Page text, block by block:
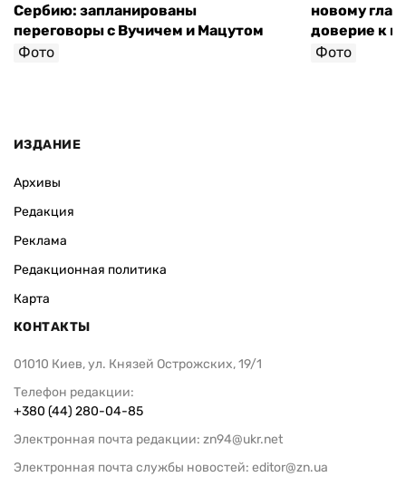
Сербию: запланированы
переговоры с Вучичем и Мацутом
Фото
новому
доверие к
Фото
ИЗДАНИЕ
Архивы
Редакция
Реклама
Редакционная политика
Карта
КОНТАКТЫ
01010 Киев, ул. Князей Острожских, 19/1
Телефон редакции:
+380 (44) 280-04-85
Электронная почта редакции: zn94@ukr.net
Электронная почта службы новостей: editor@zn.ua